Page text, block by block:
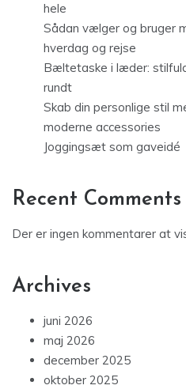
hele
Sådan vælger og bruger
hverdag og rejse
Bæltetaske i læder:
rundt
Skab din personlige stil
moderne accessories
Joggingsæt som gaveidé
Recent Comments
Der er ingen kommentarer at
Archives
juni 2026
maj 2026
december 2025
oktober 2025